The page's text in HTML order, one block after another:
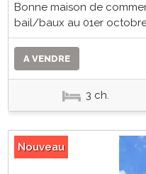
Bonne maison de
bail/baux au 01er
A VENDRE
3 ch.
Nouveau